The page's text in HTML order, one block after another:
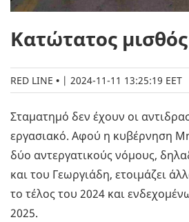
Κατώτατος μισθός
RED LINE | 2024-11-11 13:25:19 EET
Σταματημό δεν έχουν οι
εργασιακό. Αφού η κυβέρνηση
δύο αντεργατικούς νόμους,
και του Γεωργιάδη, ετοιμάζει
το τέλος του 2024 και
2025.